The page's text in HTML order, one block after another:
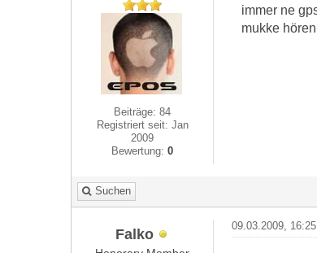
Beiträge: 84
Registriert seit: Jan
2009
Bewertung:0
immer ne
mukke
Suchen
Falko 09.03.2009, 16:25